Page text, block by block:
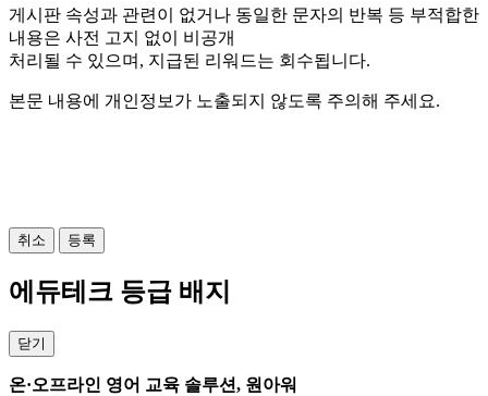
게시판 속성과 관련이 없거나 동일한 문자의 반복 등 부적합한
내용은 사전 고지 없이 비공개
처리될 수 있으며, 지급된 리워드는 회수됩니다.
본문 내용에 개인정보가 노출되지 않도록 주의해 주세요.
취소 등록
에듀테크 등급 배지
닫기
온·오프라인 영어 교육 솔루션, 원아워